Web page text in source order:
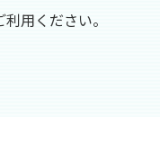
用ください。